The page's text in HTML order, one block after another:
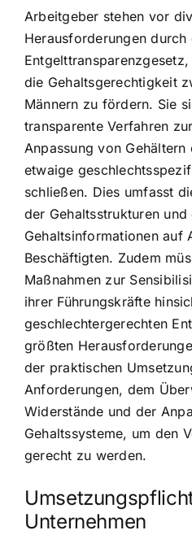
Arbeitgeber stehen vor
Herausforderungen durch
die Gehaltsgerechtigkeit
Männern zu fördern. Sie
transparente Verfahren
Anpassung von Gehältern
etwaige
schließen. Dies umfasst
der Gehaltsstrukturen
Gehaltsinformationen auf
Beschäftigten. Zudem
Maßnahmen zur
ihrer Führungskräfte
geschlechtergerechten
größten
der praktischen
Anforderungen, dem
Widerstände und der
Gehaltssysteme, um den
gerecht zu werden.
Unternehmen